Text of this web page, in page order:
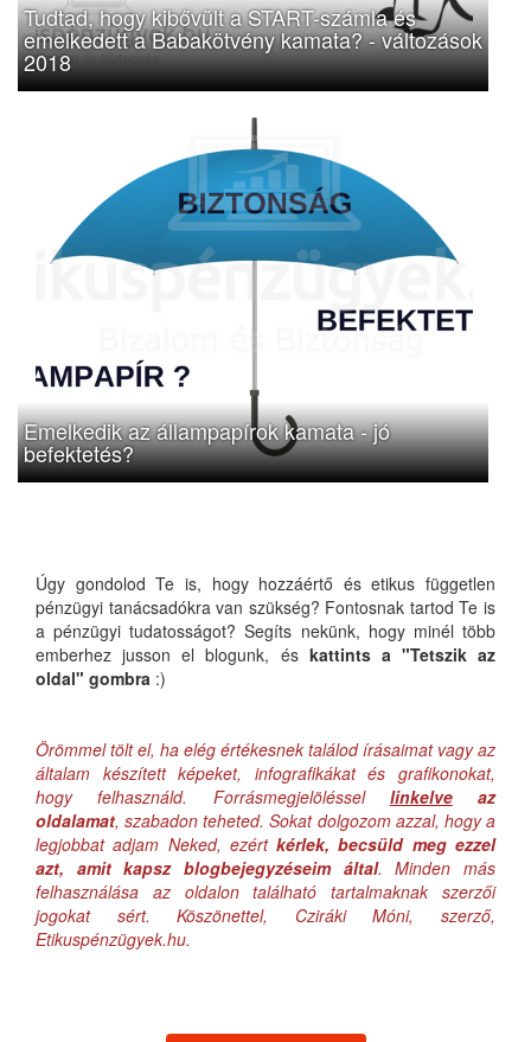
Tudtad, hogy kibővült a START-számla és
emelkedett a Babakötvény kamata? - változások
2018
Emelkedik az állampapírok kamata - jó
befektetés?
Úgy gondolod Te is, hogy hozzáértő és etikus független
pénzügyi tanácsadókra van szükség? Fontosnak tartod Te is
a pénzügyi tudatosságot? Segíts nekünk, hogy minél több
emberhez jusson el blogunk, és kattints a "Tetszik az
oldal" gombra :)
Örömmel tölt el, ha elég értékesnek találod írásaimat vagy az
általam készített képeket, infografikákat és grafikonokat,
hogy felhasználd. Forrásmegjelöléssel linkelveaz
oldalamat, szabadon teheted. Sokat dolgozom azzal, hogy a
legjobbat adjam Neked, ezértkérlek, becsüld meg ezzel
azt, amit kapsz blogbejegyzéseim által. Minden más
felhasználása az oldalon található tartalmaknak szerzői
jogokat sért. Köszönettel, Cziráki Móni, szerző,
Etikuspénzügyek.hu.